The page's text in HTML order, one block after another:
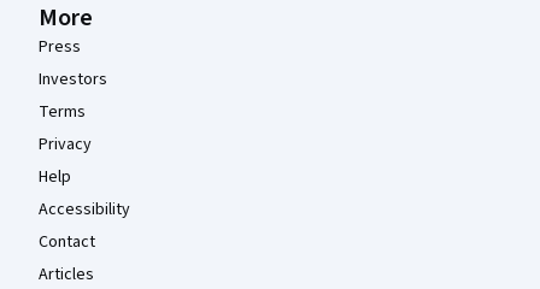
More
Press
Investors
Terms
Privacy
Help
Accessibility
Contact
Articles